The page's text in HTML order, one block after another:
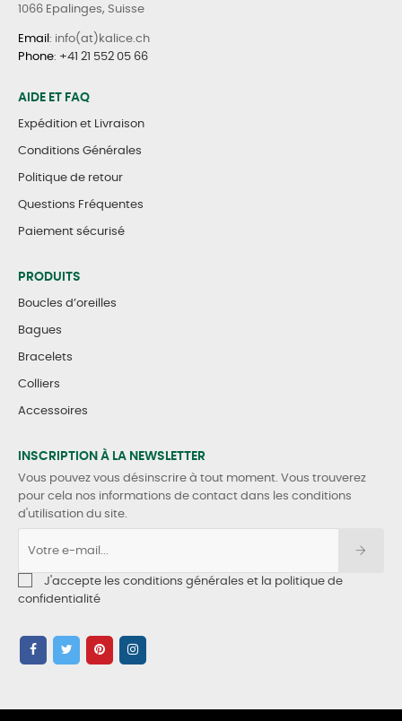
1066 Epalinges, Suisse
Email : info(at)kalice.ch
Phone: +41 21 552 05 66
AIDE ET FAQ
Expédition et Livraison
Conditions Générales
Politique de retour
Questions Fréquentes
Paiement sécurisé
PRODUITS
Boucles d’oreilles
Bagues
Bracelets
Colliers
Accessoires
INSCRIPTION À LA NEWSLETTER
Vous pouvez vous désinscrire à tout moment. Vous trouverez
pour cela nos informations de contact dans les conditions
d'utilisation du site.
J'accepte les conditions générales et la politique de
confidentialité